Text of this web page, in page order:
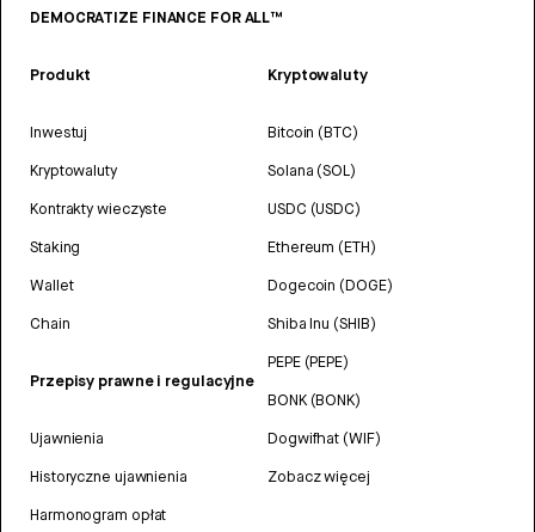
DEMOCRATIZE FINANCE FOR ALL™
Produkt
Inwestuj
Kryptowaluty
Kontrakty wieczyste
Staking
Wallet
Chain
Przepisy prawne i regulacyjne
Ujawnienia
Historyczne ujawnienia
Harmonogram opłat
Kryptowaluty
Bitcoin (BTC)
Solana (SOL)
USDC (USDC)
Ethereum (ETH)
Dogecoin (DOGE)
Shiba Inu (SHIB)
PEPE (PEPE)
BONK (BONK)
Dogwifhat (WIF)
Zobacz więcej